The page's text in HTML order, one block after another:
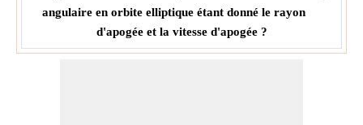
angulaire en orbite elliptique étant donné le rayon
d'apogée et la vitesse d'apogée ?